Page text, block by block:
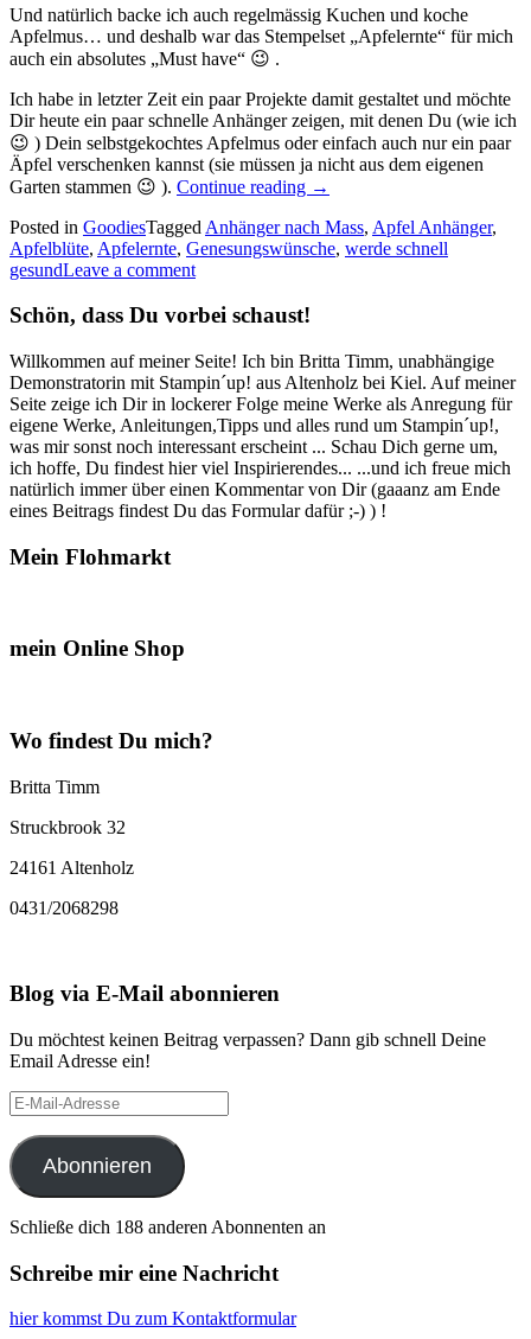
Und natürlich backe ich auch regelmässig Kuchen und koche
Apfelmus… und deshalb war das Stempelset „Apfelernte“ für mich
auch ein absolutes „Must have“ 😉 .
Ich habe in letzter Zeit ein paar Projekte damit gestaltet und möchte
Dir heute ein paar schnelle Anhänger zeigen, mit denen Du (wie ich
😉 ) Dein selbstgekochtes Apfelmus oder einfach auch nur ein paar
Äpfel verschenken kannst (sie müssen ja nicht aus dem eigenen
Garten stammen 😉 ). Continue reading
„Apfelernte
Anhänger
für
→
Posted in GoodiesTagged Anhänger nach Mass, Apfel Anhänger,
Apfelblüte, Apfelernte, Genesungswünsche, werde schnell
gesundLeave a comment
Schön, dass Du vorbei schaust!
Willkommen auf meiner Seite! Ich bin Britta Timm, unabhängige
Demonstratorin mit Stampin´up! aus Altenholz bei Kiel. Auf meiner
Seite zeige ich Dir in lockerer Folge meine Werke als Anregung für
eigene Werke, Anleitungen,Tipps und alles rund um Stampin´up!,
was mir sonst noch interessant erscheint ... Schau Dich gerne um,
ich hoffe, Du findest hier viel Inspirierendes... ...und ich freue mich
natürlich immer über einen Kommentar von Dir (gaaanz am Ende
eines Beitrags findest Du das Formular dafür ;-) ) !
Mein Flohmarkt
mein Online Shop
Wo findest Du mich?
Britta Timm
Struckbrook 32
24161 Altenholz
0431/2068298
Blog via E-Mail abonnieren
Du möchtest keinen Beitrag verpassen? Dann gib schnell Deine
Email Adresse ein!
E-
Mail-
Adresse
Abonnieren
Schließe dich 188 anderen Abonnenten an
Schreibe mir eine Nachricht
hier kommst Du zum Kontaktformular